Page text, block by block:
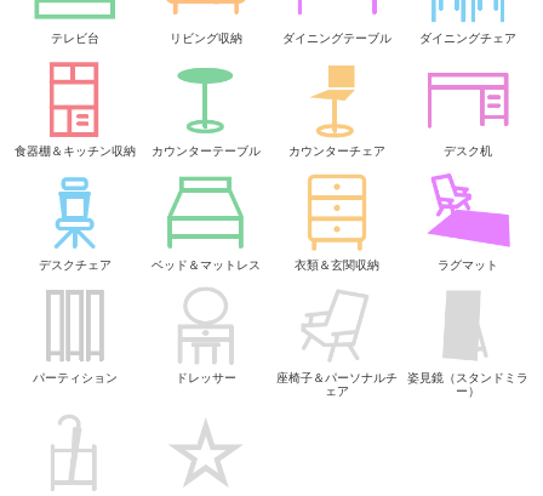
テレビ台 リビング収納 ダイニングテーブル ダイニングチェア
食器棚＆キッチン収納 カウンターテーブル カウンターチェア デスク机
デスクチェア ベッド＆マットレス 衣類＆玄関収納 ラグマット
パーティション ドレッサー
座椅子＆パーソナルチ
ェア
姿見鏡（スタンドミラ
ー）